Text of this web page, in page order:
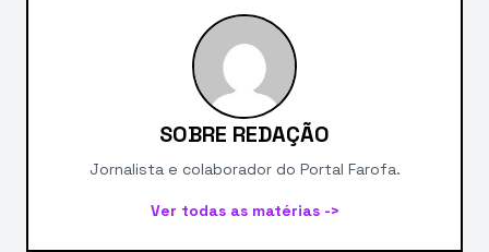
SOBRE REDAÇÃO
Jornalista e colaborador do Portal Farofa.
Ver todas as matérias ->